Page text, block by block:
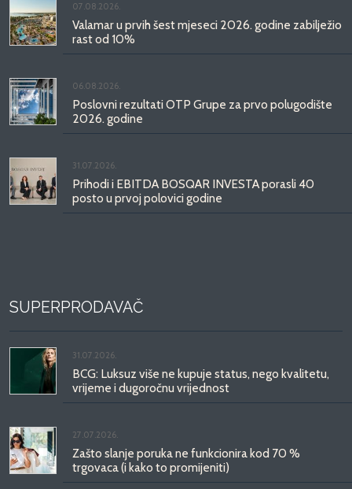
07.08.2026.
Valamar u prvih šest mjeseci 2026. godine zabilježio
rast od 10%
06.08.2026.
Poslovni rezultati OTP Grupe za prvo polugodište
2026. godine
31.07.2026.
Prihodi i EBITDA BOSQAR INVESTA porasli 40
posto u prvoj polovici godine
SUPERPRODAVAČ
31.07.2026.
BCG: Luksuz više ne kupuje status, nego kvalitetu,
vrijeme i dugoročnu vrijednost
27.07.2026.
Zašto slanje poruka ne funkcionira kod 70 %
trgovaca (i kako to promijeniti)